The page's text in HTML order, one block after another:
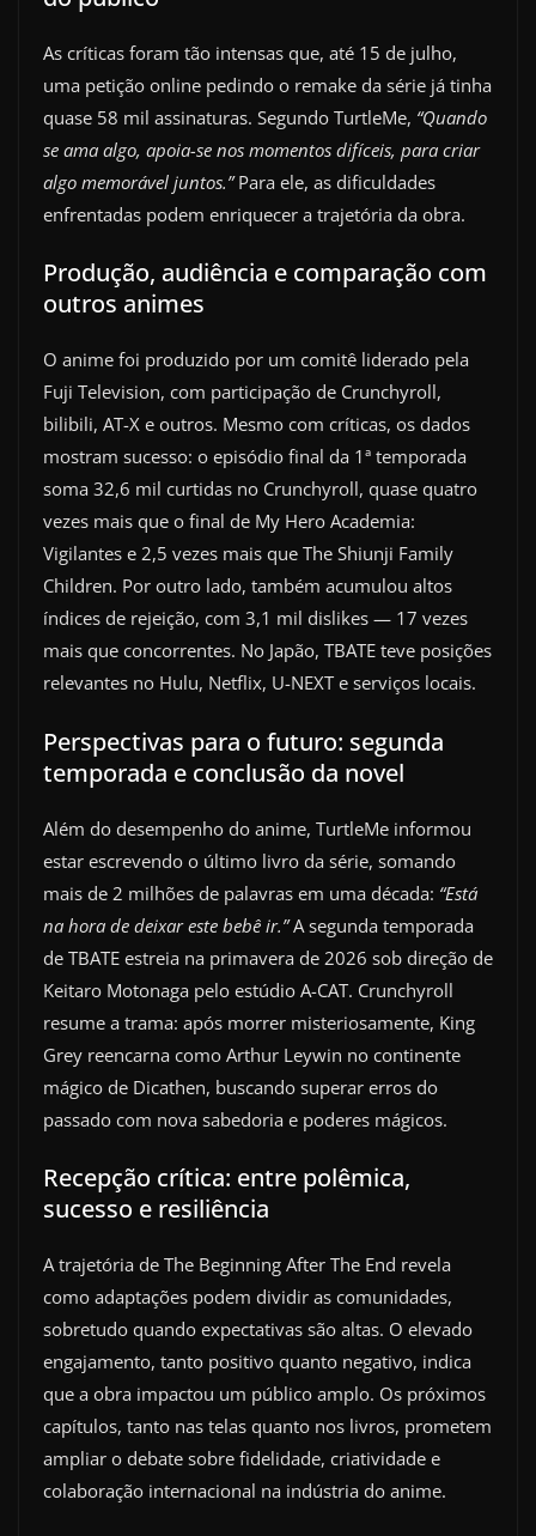
As críticas foram tão intensas que, até 15 de julho,
uma petição online pedindo o remake da série já tinha
quase 58 mil assinaturas. Segundo TurtleMe, “Quando
se ama algo, apoia-se nos momentos difíceis, para criar
algo memorável juntos.”Para ele, as dificuldades
enfrentadas podem enriquecer a trajetória da obra.
Produção, audiência e comparação com
outros animes
O anime foi produzido por um comitê liderado pela
Fuji Television, com participação de Crunchyroll,
bilibili, AT-X e outros. Mesmo com críticas, os dados
mostram sucesso: o episódio final da 1ª temporada
soma 32,6 mil curtidas no Crunchyroll, quase quatro
vezes mais que o final de My Hero Academia:
Vigilantes e 2,5 vezes mais que The Shiunji Family
Children. Por outro lado, também acumulou altos
índices de rejeição, com 3,1 mil dislikes — 17 vezes
mais que concorrentes. No Japão, TBATE teve posições
relevantes no Hulu, Netflix, U-NEXT e serviços locais.
Perspectivas para o futuro: segunda
temporada e conclusão da novel
Além do desempenho do anime, TurtleMe informou
estar escrevendo o último livro da série, somando
mais de 2 milhões de palavras em uma década: “Está
na hora de deixar este bebê ir.”A segunda temporada
de TBATE estreia na primavera de 2026 sob direção de
Keitaro Motonaga pelo estúdio A-CAT. Crunchyroll
resume a trama: após morrer misteriosamente, King
Grey reencarna como Arthur Leywin no continente
mágico de Dicathen, buscando superar erros do
passado com nova sabedoria e poderes mágicos.
Recepção crítica: entre polêmica,
sucesso e resiliência
A trajetória de The Beginning After The End revela
como adaptações podem dividir as comunidades,
sobretudo quando expectativas são altas. O elevado
engajamento, tanto positivo quanto negativo, indica
que a obra impactou um público amplo. Os próximos
capítulos, tanto nas telas quanto nos livros, prometem
ampliar o debate sobre fidelidade, criatividade e
colaboração internacional na indústria do anime.